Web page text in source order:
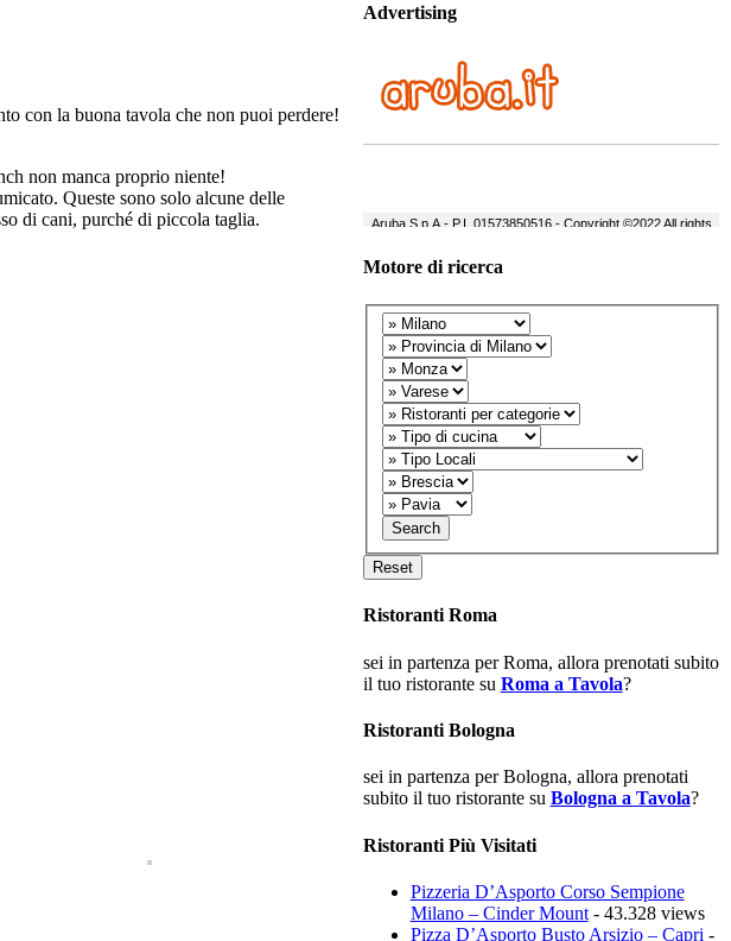
con la buona tavola che non puoi perdere!
non manca proprio niente!
Queste sono solo alcune delle
di cani, purché di piccola taglia.
Advertising
Motore di ricerca
Ristoranti Roma
sei in partenza per Roma, allora prenotati subito
il tuo ristorante su Roma a Tavola?
Ristoranti Bologna
sei in partenza per Bologna, allora prenotati
subito il tuo ristorante su Bologna a Tavola?
Ristoranti Più Visitati
Pizzeria D’Asporto Corso Sempione
Milano – Cinder Mount- 43.328 views
Pizza D’Asporto Busto Arsizio – Capri -